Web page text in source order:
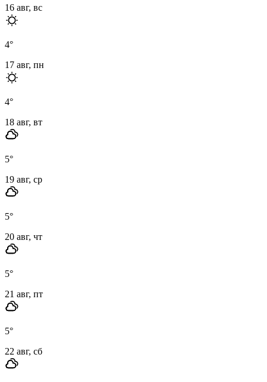
16 авг, вс
4°
17 авг, пн
4°
18 авг, вт
5°
19 авг, ср
5°
20 авг, чт
5°
21 авг, пт
5°
22 авг, сб